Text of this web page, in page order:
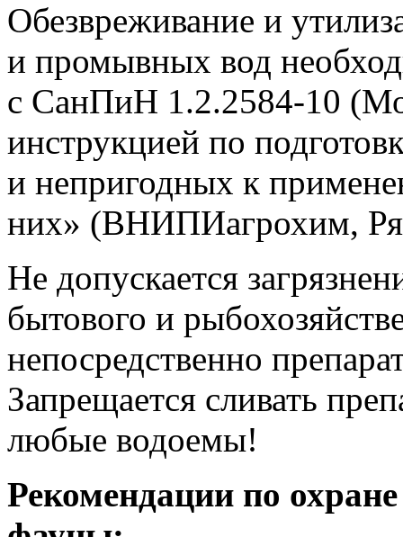
Обезвреживание и
и промывных вод
с СанПиН 1.2.2584-10
инструкцией по
и непригодных к
них» (ВНИПИагрохим,
Не допускается
бытового и
непосредственно
Запрещается сливать
любые водоемы!
Рекомендации по